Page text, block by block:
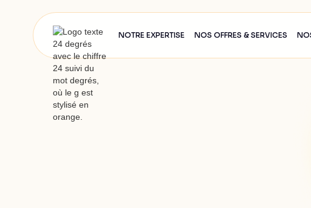
NOTRE EXPERTISE NOS OFFRES & SERVICES